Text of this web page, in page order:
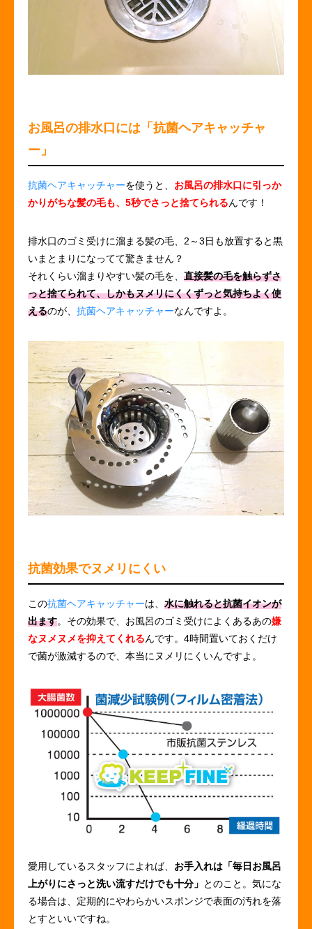
お風呂の排水口には「抗菌ヘアキャッチャ
ー」
抗菌ヘアキャッチャーを使うと、 お風呂の排水口に引っか
かりがちな髪の毛も、5秒でさっと捨てられるんです！
排水口のゴミ受けに溜まる髪の毛、2～3日も放置すると黒
いまとまりになってて驚きません？
それくらい溜まりやすい髪の毛を、 直接髪の毛を触らずさ
っと捨てられて、しかもヌメリにくくずっと気持ちよく使
えるのが、 抗菌ヘアキャッチャーなんですよ。
抗菌効果でヌメリにくい
この抗菌ヘアキャッチャーは、 水に触れると抗菌イオンが
出ます。その効果で、お風呂のゴミ受けによくあるあの嫌
なヌメヌメを抑えてくれるんです。4時間置いておくだけ
で菌が激減するので、本当にヌメリにくいんですよ。
愛用しているスタッフによれば、 お手入れは「毎日お風呂
上がりにさっと洗い流すだけでも十分」 とのこと。気にな
る場合は、定期的にやわらかいスポンジで表面の汚れを落
とすといいですね。